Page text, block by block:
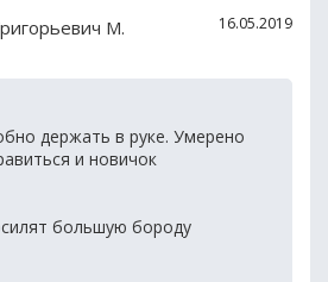
М. 16.05.2019
держать в руке. Умерено
и новичок
большую бороду